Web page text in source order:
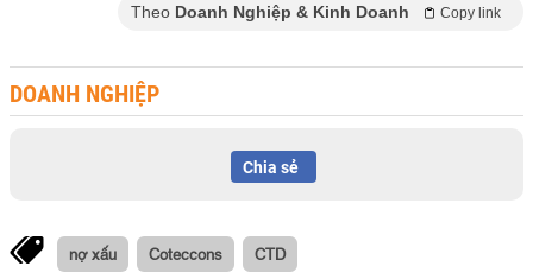
Theo Doanh Nghiệp & Kinh Doanh Copy link
DOANH NGHIỆP
Chia sẻ
nợ xấu Coteccons CTD